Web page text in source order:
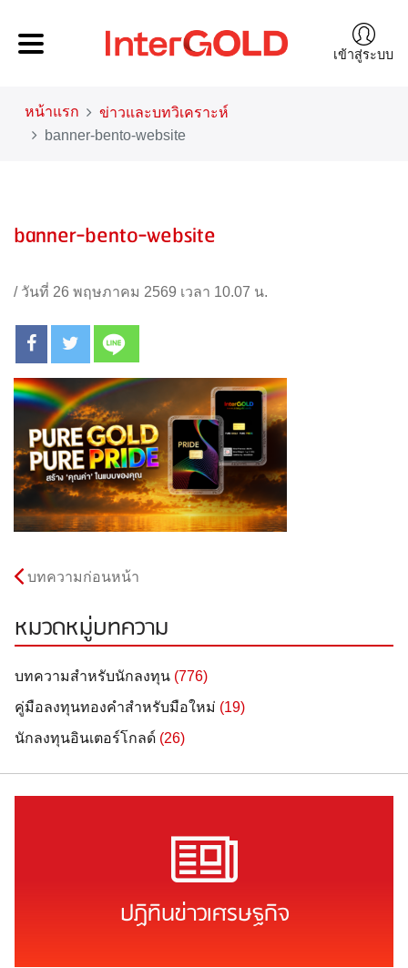
เข้าสู่ระบบ
หน้าแรก
ข่าวและบทวิเคราะห์
banner-bento-website
banner-bento-website
/ วันที่ 26 พฤษภาคม 2569 เวลา 10.07 น.
บทความก่อนหน้า
หมวดหมู่บทความ
บทความสำหรับนักลงทุน (776)
คู่มือลงทุนทองคำสำหรับมือใหม่ (19)
นักลงทุนอินเตอร์โกลด์ (26)
ปฏิทินข่าวเศรษฐกิจ